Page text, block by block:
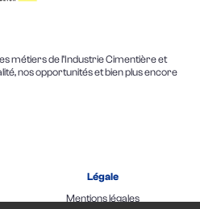
métiers de l’Industrie Cimentière et
nos opportunités et bien plus encore
Légale
Mentions légales